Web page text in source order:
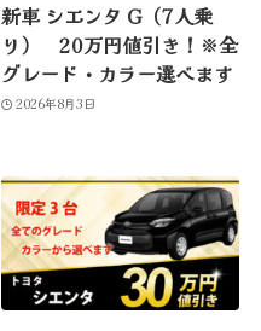
新車 シエンタ G（7人乗
り） 20万円値引き！※全
グレード・カラー選べます
2026年8月3日